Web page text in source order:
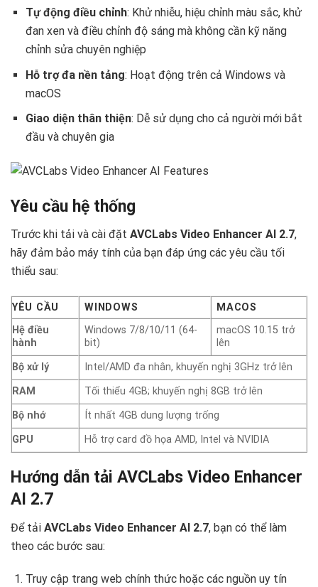
Tự động điều chỉnh: Khử nhiễu, hiệu chỉnh màu sắc, khử
đan xen và điều chỉnh độ sáng mà không cần kỹ năng
chỉnh sửa chuyên nghiệp
Hỗ trợ đa nền tảng: Hoạt động trên cả Windows và
macOS
Giao diện thân thiện: Dễ sử dụng cho cả người mới bắt
đầu và chuyên gia
Yêu cầu hệ thống
Trước khi tải và cài đặt AVCLabs Video Enhancer AI 2.7,
hãy đảm bảo máy tính của bạn đáp ứng các yêu cầu tối
thiểu sau:
YÊU CẦU WINDOWS
MACOS
Hệ điều
hành
Windows 7/8/10/11 (64-
bit)
macOS 10.15 trở
lên
Bộ xử lý
Intel/AMD đa nhân, khuyến nghị 3GHz trở lên
RAM
Tối thiểu 4GB; khuyến nghị 8GB trở lên
Bộ nhớ
Ít nhất 4GB dung lượng trống
GPU
Hỗ trợ card đồ họa AMD, Intel và NVIDIA
Hướng dẫn tải AVCLabs Video Enhancer
AI 2.7
Để tải AVCLabs Video Enhancer AI 2.7, bạn có thể làm
theo các bước sau:
Truy cập trang web chính thức hoặc các nguồn uy tín